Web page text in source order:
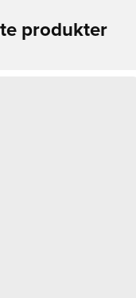
produkter